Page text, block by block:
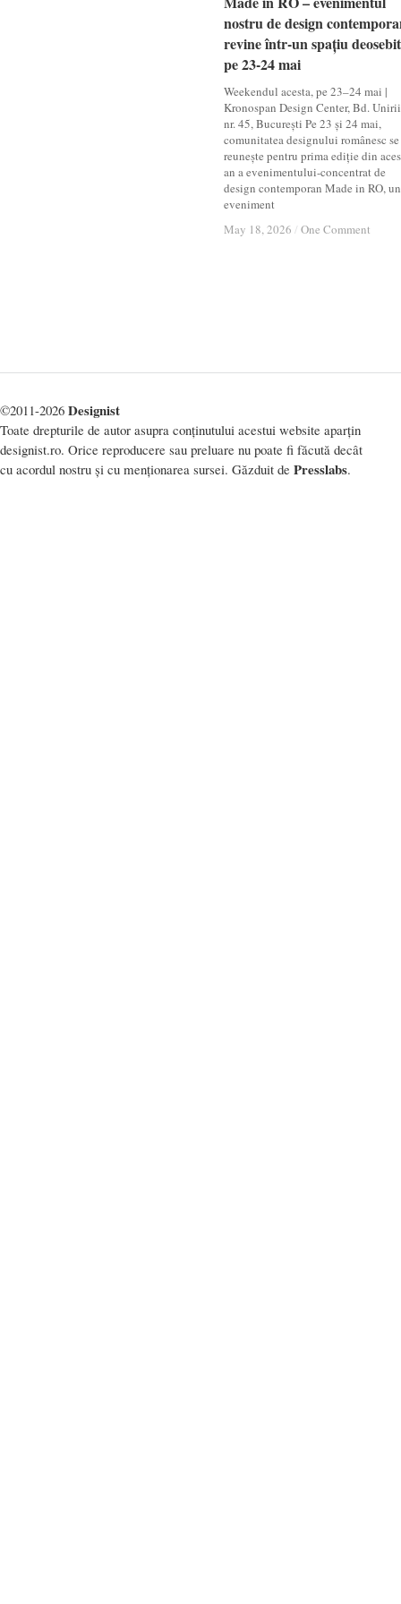
nostru de design
revine într-un spațiu
pe 23-24 mai
Weekendul acesta, pe 23–24 mai |
Kronospan Design Center, Bd. Unirii
nr. 45, București Pe 23 și 24 mai,
comunitatea designului românesc se
reunește pentru prima ediție din
an a evenimentului-concentrat de
design contemporan Made in RO, un
eveniment
May 18, 2026 / One Comment
nostru de design
revine într-un spațiu
pe 23-24 mai
May 18, 2026 / One Comment
©2011-2026 Designist
Toate drepturile de autor asupra conținutului acestui website aparțin
designist.ro. Orice reproducere sau preluare nu poate fi făcută decât
cu acordul nostru și cu menționarea sursei. Găzduit de Presslabs.